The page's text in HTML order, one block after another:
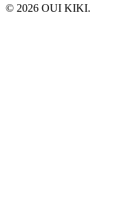
© 2026 OUI KIKI.